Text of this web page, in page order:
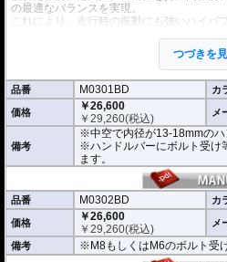
の最適なバランスを実現。
これにより、走行時の振動にも強いハイパ
ミラーの角度や位置も調整が可能。視認性
※車検対応。
※1個単位での販売
※左右どちらにも使用できます。
※商品は汎用品となり、主に２系統の取り
(取付確認がされているものは下記の適合
M0301BD 中空で内径が13-18mmのハン
M0302BD M8もしくはM6のボルト受けの
M0305BD M12のボルト受けのあるハンド
M0309BD 中空で内径が13-18mmのハン
のあるハンドルバーに適合
つづきを
品番 M0301BD カ
価格
￥26,600
￥29,260(税込) メ
備考
※中空で内径が13-18mmのハ
※ハンドルバーにボルト受け
ます。
品番 M0302BD カ
価格
￥26,600
￥29,260(税込) メ
備考 ※M8もしくはM6のボルト受